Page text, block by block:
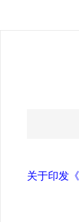
关于印发